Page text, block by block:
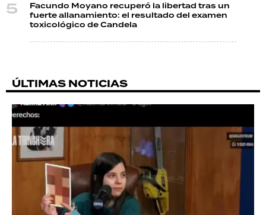
Facundo Moyano recuperó la libertad tras un
fuerte allanamiento: el resultado del examen
toxicológico de Candela
ÚLTIMAS NOTICIAS